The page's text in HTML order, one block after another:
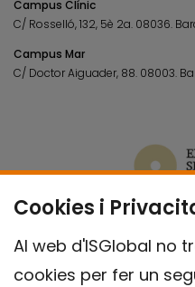
Cookies i
Al web d'ISGlobal no
cookies per fer un
Campus Clínic
C/ Rosselló, 132, 5è 2a. 08036.
Campus Mar
C/ Doctor Aiguader, 88. 08003.